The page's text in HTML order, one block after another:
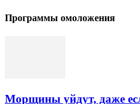
Программы омоложения
Морщины уйдут, даже